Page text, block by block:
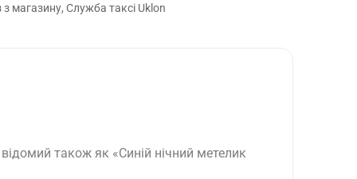
магазину, Служба таксі Uklon
також як «Синій нічний метелик